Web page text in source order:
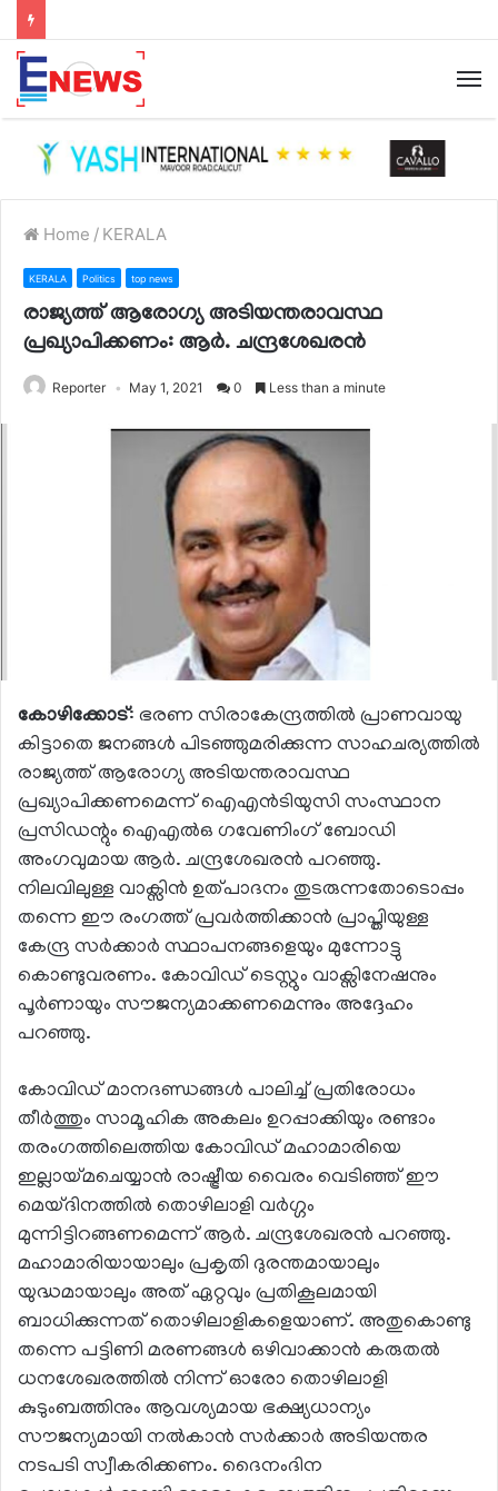
Home / KERALA
KERALA Politics top news
രാജ്യത്ത് ആരോഗ്യ അടിയന്തരാവസ്ഥ
പ്രഖ്യാപിക്കണം: ആര്‍. ചന്ദ്രശേഖരന്‍
Reporter May 1, 2021 0 Less than a minute
കോഴിക്കോട്: ഭരണ സിരാകേന്ദ്രത്തില്‍ പ്രാണവായു
കിട്ടാതെ ജനങ്ങള്‍ പിടഞ്ഞുമരിക്കുന്ന സാഹചര്യത്തില്‍
രാജ്യത്ത് ആരോഗ്യ അടിയന്തരാവസ്ഥ
പ്രഖ്യാപിക്കണമെന്ന് ഐഎന്‍ടിയുസി സംസ്ഥാന
പ്രസിഡന്റും ഐഎല്‍ഒ ഗവേണിംഗ് ബോഡി
അംഗവുമായ ആര്‍. ചന്ദ്രശേഖരന്‍ പറഞ്ഞു.
നിലവിലുള്ള വാക്സിന്‍ ഉത്പാദനം തുടരുന്നതോടൊപ്പം
തന്നെ ഈ രംഗത്ത് പ്രവര്‍ത്തിക്കാന്‍ പ്രാപ്തിയുള്ള
കേന്ദ്ര സര്‍ക്കാര്‍ സ്ഥാപനങ്ങളെയും മുന്നോട്ടു
കൊണ്ടുവരണം. കോവിഡ് ടെസ്റ്റും വാക്സിനേഷനും
പൂര്‍ണായും സൗജന്യമാക്കണമെന്നും അദ്ദേഹം
പറഞ്ഞു.
കോവിഡ് മാനദണ്ഡങ്ങള്‍ പാലിച്ച് പ്രതിരോധം
തീര്‍ത്തും സാമൂഹിക അകലം ഉറപ്പാക്കിയും രണ്ടാം
തരംഗത്തിലെത്തിയ കോവിഡ് മഹാമാരിയെ
ഇല്ലായ്മചെയ്യാന്‍ രാഷ്ട്രീയ വൈരം വെടിഞ്ഞ് ഈ
മെയ്ദിനത്തില്‍ തൊഴിലാളി വര്‍ഗ്ഗം
മുന്നിട്ടിറങ്ങണമെന്ന് ആര്‍. ചന്ദ്രശേഖരന്‍ പറഞ്ഞു.
മഹാമാരിയായാലും പ്രകൃതി ദുരന്തമായാലും
യുദ്ധമായാലും അത് ഏറ്റവും പ്രതികൂലമായി
ബാധിക്കുന്നത് തൊഴിലാളികളെയാണ്. അതുകൊണ്ടു
തന്നെ പട്ടിണി മരണങ്ങള്‍ ഒഴിവാക്കാന്‍ കരുതല്‍
ധനശേഖരത്തില്‍ നിന്ന് ഓരോ തൊഴിലാളി
കുടുംബത്തിനും ആവശ്യമായ ഭക്ഷ്യധാന്യം
സൗജന്യമായി നല്‍കാന്‍ സര്‍ക്കാര്‍ അടിയന്തര
നടപടി സ്വീകരിക്കണം. ദൈനംദിന